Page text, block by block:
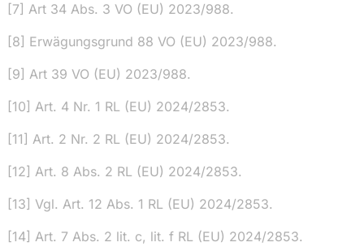
[7] Art 34 Abs. 3 VO (EU) 2023/988.
[8] Erwägungsgrund 88 VO (EU) 2023/988.
[9] Art 39 VO (EU) 2023/988.
[10] Art. 4 Nr. 1 RL (EU) 2024/2853.
[11] Art. 2 Nr. 2 RL (EU) 2024/2853.
[12] Art. 8 Abs. 2 RL (EU) 2024/2853.
[13] Vgl. Art. 12 Abs. 1 RL (EU) 2024/2853.
[14] Art. 7 Abs. 2 lit. c, lit. f RL (EU) 2024/2853.